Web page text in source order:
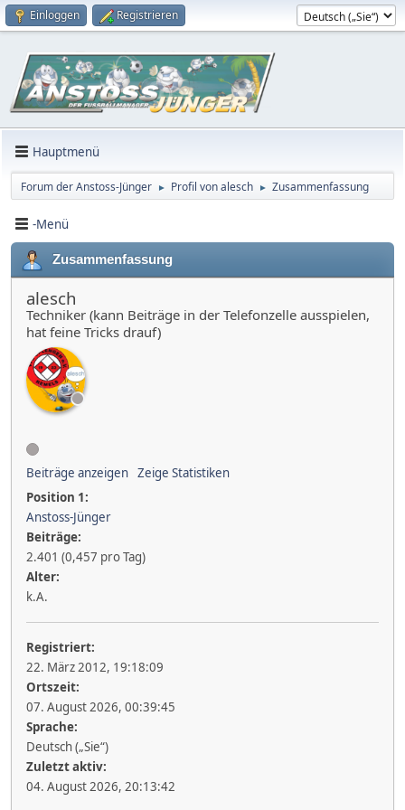
Einloggen Registrieren
Hauptmenü
Forum der Anstoss-Jünger ► Profil von alesch ► Zusammenfassung
-Menü
Zusammenfassung
alesch
Techniker (kann Beiträge in der Telefonzelle ausspielen,
hat feine Tricks drauf)
Beiträge anzeigen Zeige Statistiken
Position 1:
Anstoss-Jünger
Beiträge:
2.401 (0,457 pro Tag)
Alter:
k.A.
Registriert:
22. März 2012, 19:18:09
Ortszeit:
07. August 2026, 00:39:45
Sprache:
Deutsch („Sie“)
Zuletzt aktiv:
04. August 2026, 20:13:42